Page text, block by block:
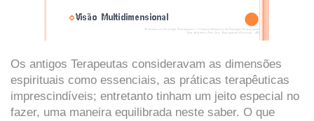
Os antigos Terapeutas consideravam as dimensões
espirituais como essenciais, as práticas terapêuticas
imprescindíveis; entretanto tinham um jeito especial no
fazer, uma maneira equilibrada neste saber. O que